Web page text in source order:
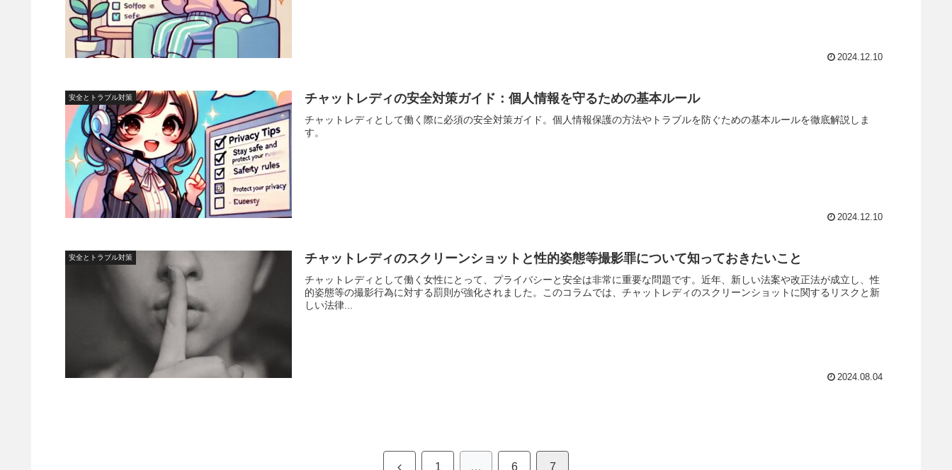
2024.12.10
安全とトラブル対策 チャットレディの安全対策ガイド：個人情報を守るための基本ルール
チャットレディとして働く際に必須の安全対策ガイド。個人情報保護の方法やトラブルを防ぐための基本ルールを徹底解説しま
す。
2024.12.10
安全とトラブル対策 チャットレディのスクリーンショットと性的姿態等撮影罪について知っておきたいこと
チャットレディとして働く女性にとって、プライバシーと安全は非常に重要な問題です。近年、新しい法案や改正法が成立し、性
的姿態等の撮影行為に対する罰則が強化されました。このコラムでは、チャットレディのスクリーンショットに関するリスクと新
しい法律...
2024.08.04
前 1 … 6 7